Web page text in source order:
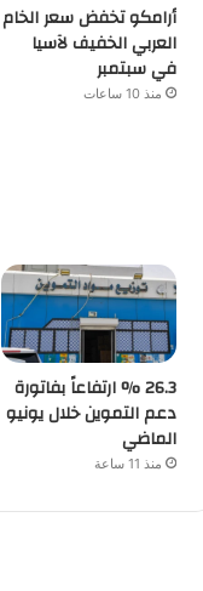
أرامكو تخفض سعر الخام
العربي الخفيف لآسيا
في سبتمبر
منذ 10 ساعات
26.3 % ارتفاعاً بفاتورة
دعم التموين خلال يونيو
الماضي
منذ 11 ساعة